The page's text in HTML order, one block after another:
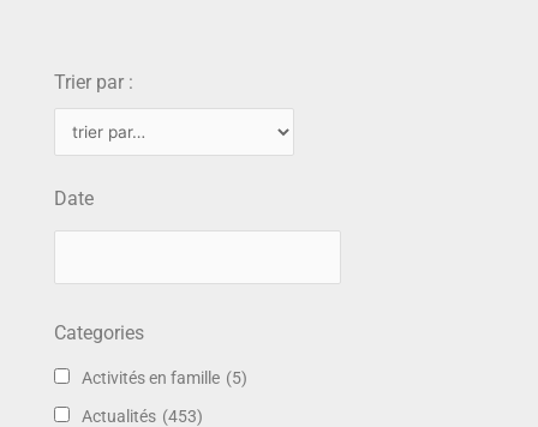
Trier par :
Date
Categories
Activités en famille (5)
Actualités (453)